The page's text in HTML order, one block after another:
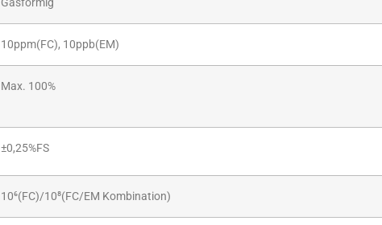
10ppm(FC), 10ppb(EM)
Max. 100%
±0,25%FS
10⁶(FC)/10⁸(FC/EM Kombination)